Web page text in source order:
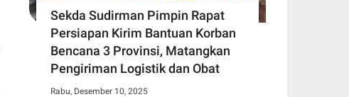
Sekda Sudirman Pimpin Rapat
Persiapan Kirim Bantuan Korban
Bencana 3 Provinsi, Matangkan
Pengiriman Logistik dan Obat
Rabu, Desember 10, 2025